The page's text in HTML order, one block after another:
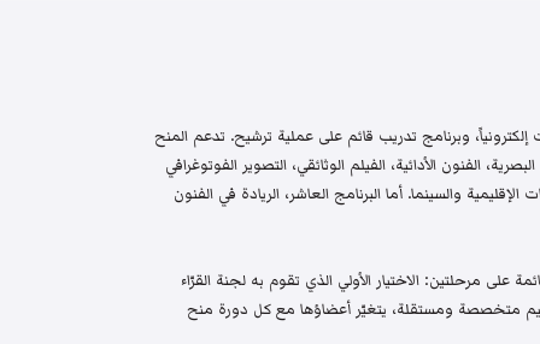
وبرنامج تدريب قائم على عملية ترشيح. تدعم المنح
الفنون الأدائية، الفيلم الوثائقي، التصوير الفوتوغرافي
والسينما. أما البرنامج العاشر، الريادة في الفنون
قائمة على مرحلتين: الاختيار الأولي الذي تقوم به لجنة القرّاء
متخصصة ومستقلة، يتغيّر أعضاؤها مع كل دورة منح